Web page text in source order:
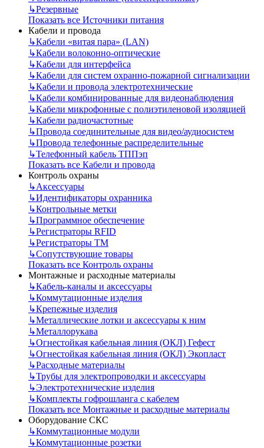
↳Резервные
Показать все Источники питания
Кабели и провода
↳Кабели «витая пара» (LAN)
↳Кабели волоконно-оптические
↳Кабели для интерфейса
↳Кабели для систем охранно-пожарной сигнализации
↳Кабели и провода электротехнические
↳Кабели комбинированные для видеонаблюдения
↳Кабели микрофонные с полиэтиленовой изоляцией
↳Кабели радиочастотные
↳Провода соединительные для видео/аудиосистем
↳Провода телефонные распределительные
↳Телефонный кабель ТППэп
Показать все Кабели и провода
Контроль охраны
↳Аксессуары
↳Идентификаторы охранника
↳Контрольные метки
↳Программное обеспечение
↳Регистраторы RFID
↳Регистраторы ТМ
↳Сопутствующие товары
Показать все Контроль охраны
Монтажные и расходные материалы
↳Кабель-каналы и аксессуары
↳Коммутационные изделия
↳Крепежные изделия
↳Металлические лотки и аксессуары к ним
↳Металлорукава
↳Огнестойкая кабельная линия (ОКЛ) Гефест
↳Огнестойкая кабельная линия (ОКЛ) Экопласт
↳Расходные материалы
↳Трубы для электропроводки и аксессуары
↳Электротехнические изделия
↳Комплекты гофрошланга с кабелем
Показать все Монтажные и расходные материалы
Оборудование СКС
↳Коммутационные модули
↳Коммутационные розетки